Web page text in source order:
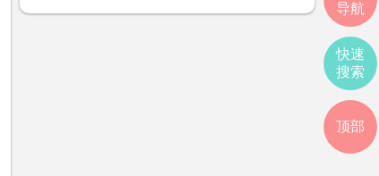
导航
快速
搜索
顶部